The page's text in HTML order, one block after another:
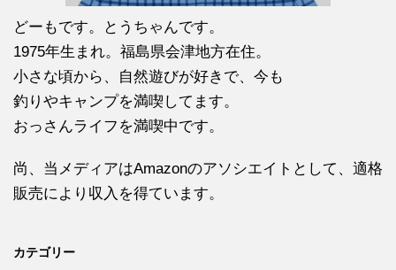
どーもです。とうちゃんです。
1975年生まれ。福島県会津地方在住。
小さな頃から、自然遊びが好きで、今も
釣りやキャンプを満喫してます。
おっさんライフを満喫中です。
尚、当メディアはAmazonのアソシエイトとして、適格
販売により収入を得ています。
カテゴリー